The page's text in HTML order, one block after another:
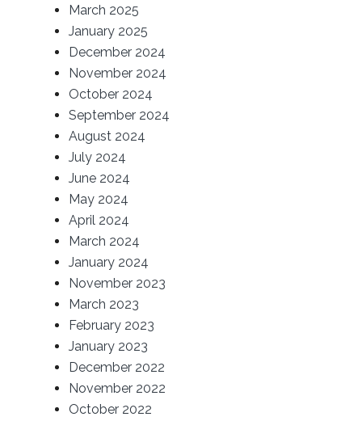
March 2025
January 2025
December 2024
November 2024
October 2024
September 2024
August 2024
July 2024
June 2024
May 2024
April 2024
March 2024
January 2024
November 2023
March 2023
February 2023
January 2023
December 2022
November 2022
October 2022